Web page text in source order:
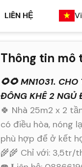
LIÊN HỆ
Thông tin mô
🌻🌻 MN1031.
ĐÔNG KHÊ 2 NGỦ
🍀 Nhà 25m2 x 2
có điều hòa, nóng
phù hợp để ở kết
🌾🌾 Chỉ với: 3,5tr/